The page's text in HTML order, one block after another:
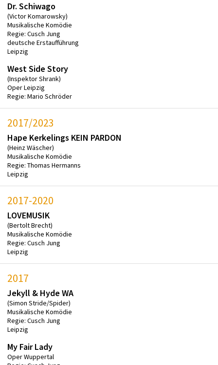
Dr. Schiwago
(Victor Komarowsky)
Musikalische Komödie
Regie: Cusch Jung
deutsche Erstaufführung
Leipzig
West Side Story
(Inspektor Shrank)
Oper Leipzig
Regie: Mario Schröder
2017/2023
Hape Kerkelings KEIN PARDON
(Heinz Wäscher)
Musikalische Komödie
Regie: Thomas Hermanns
Leipzig
2017-2020
LOVEMUSIK
(Bertolt Brecht)
Musikalische Komödie
Regie: Cusch Jung
Leipzig
2017
Jekyll & Hyde WA
(Simon Stride/Spider)
Musikalische Komödie
Regie: Cusch Jung
Leipzig
My Fair Lady
Oper Wuppertal